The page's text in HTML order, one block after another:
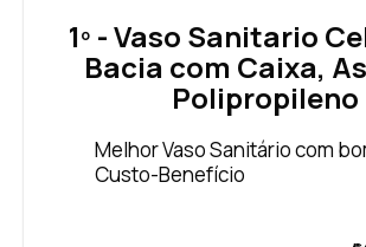
1º - Vaso Sanitario
Bacia com Caixa,
Polipropileno
Melhor Vaso Sanitário com
Custo-Benefício